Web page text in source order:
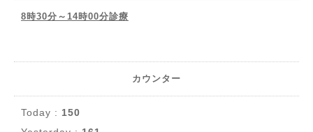
8時30分～14時00分診療
カウンター
Today : 150